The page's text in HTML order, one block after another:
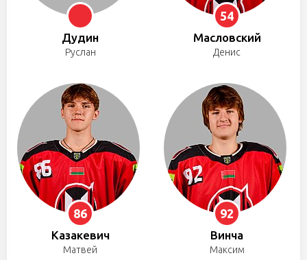
Дудин
Руслан
54
Масловский
Денис
86
Казакевич
Матвей
92
Винча
Максим